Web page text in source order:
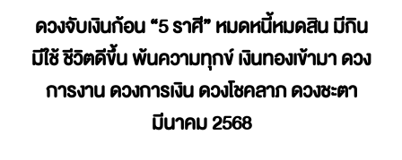
ดวงจับเงินก้อน“5 ราศี” หมดหนี้หมดสิน มีกิน
มีใช้ ชีวิตดีขึ้น พ้นความทุกข์ เงินทองเข้ามา ดวง
การงาน ดวงการเงิน ดวงโชคลาภดวงชะตา
มีนาคม 2568